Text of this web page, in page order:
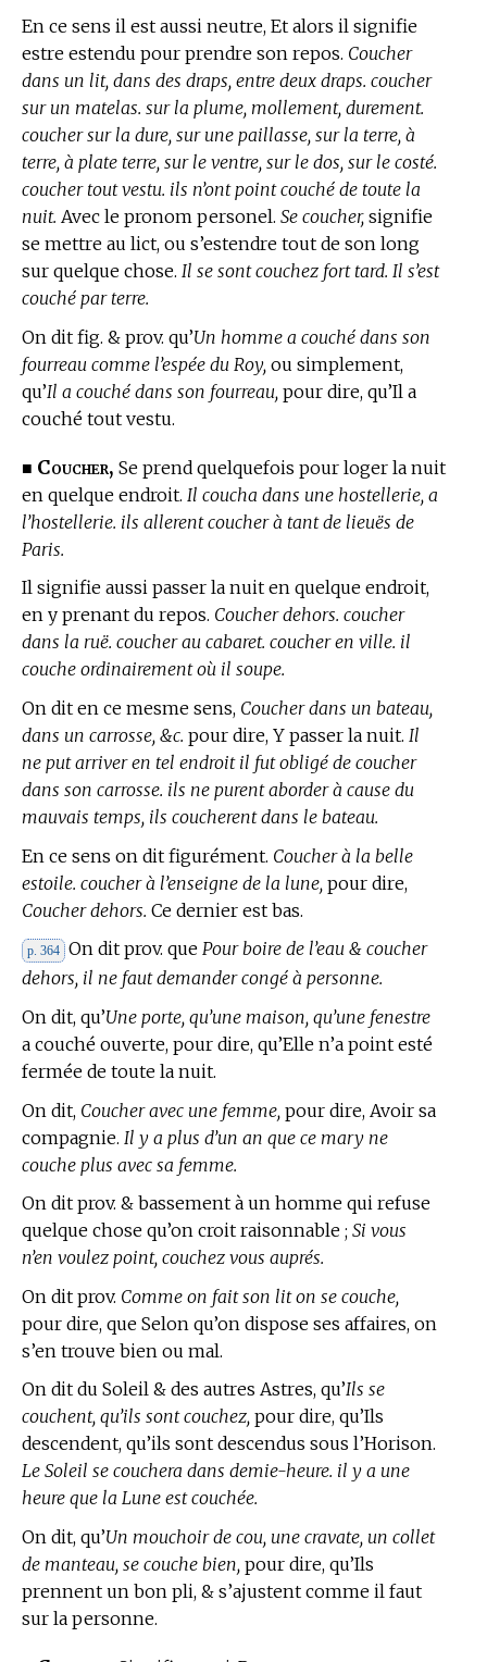
En ce sens il est aussi neutre, Et alors il signifie
estre estendu pour prendre son repos. Coucher
dans un lit, dans des draps, entre deux draps. coucher
sur un matelas. sur la plume, mollement, durement.
coucher sur la dure, sur une paillasse, sur la terre, à
terre, à plate terre, sur le ventre, sur le dos, sur le costé.
coucher tout vestu. ils n’ont point couché de toute la
nuit. Avec le pronom personel. Se coucher, signifie
se mettre au lict, ou s’estendre tout de son long
sur quelque chose. Il se sont couchez fort tard. Il s’est
couché par terre.
On dit fig. & prov. qu’Un homme a couché dans son
fourreau comme l’espée du Roy, ou simplement,
qu’Il a couché dans son fourreau, pour dire, qu’Il a
couché tout vestu.
■ Coucher, Se prend quelquefois pour loger la nuit
en quelque endroit. Il coucha dans une hostellerie, a
l’hostellerie. ils allerent coucher à tant de lieuës de
Paris.
Il signifie aussi passer la nuit en quelque endroit,
en y prenant du repos. Coucher dehors. coucher
dans la ruë. coucher au cabaret. coucher en ville. il
couche ordinairement où il soupe.
On dit en ce mesme sens, Coucher dans un bateau,
dans un carrosse, &c. pour dire, Y passer la nuit. Il
ne put arriver en tel endroit il fut obligé de coucher
dans son carrosse. ils ne purent aborder à cause du
mauvais temps, ils coucherent dans le bateau.
En ce sens on dit figurément. Coucher à la belle
estoile. coucher à l’enseigne de la lune, pour dire,
Coucher dehors. Ce dernier est bas.
p. 364 On dit prov. que Pour boire de l’eau & coucher
dehors, il ne faut demander congé à personne.
On dit, qu’Une porte, qu’une maison, qu’une fenestre
a couché ouverte, pour dire, qu’Elle n’a point esté
fermée de toute la nuit.
On dit, Coucher avec une femme, pour dire, Avoir sa
compagnie. Il y a plus d’un an que ce mary ne
couche plus avec sa femme.
On dit prov. & bassement à un homme qui refuse
quelque chose qu’on croit raisonnable ; Si vous
n’en voulez point, couchez vous auprés.
On dit prov. Comme on fait son lit on se couche,
pour dire, que Selon qu’on dispose ses affaires, on
s’en trouve bien ou mal.
On dit du Soleil & des autres Astres, qu’Ils se
couchent, qu’ils sont couchez, pour dire, qu’Ils
descendent, qu’ils sont descendus sous l’Horison.
Le Soleil se couchera dans demie-heure. il y a une
heure que la Lune est couchée.
On dit, qu’Un mouchoir de cou, une cravate, un collet
de manteau, se couche bien, pour dire, qu’Ils
prennent un bon pli, & s’ajustent comme il faut
sur la personne.